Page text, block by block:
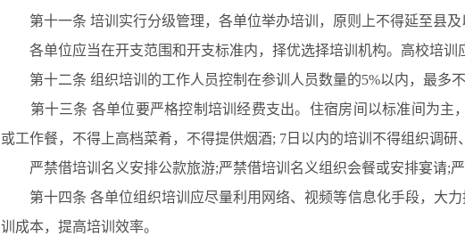
第十一条 培训实行分级管理，各单位举办培训，原则上不得延至县及
各单位应当在开支范围和开支标准内，择优选择培训机构。高校培训
第十二条 组织培训的工作人员控制在参训人员数量的5%以内，最多
第十三条 各单位要严格控制培训经费支出。住宿房间以标准间为主
或工作餐，不得上高档菜肴，不得提供烟酒; 7日以内的培训不得组织调研
严禁借培训名义安排公款旅游;严禁借培训名义组织会餐或安排宴请;
第十四条 各单位组织培训应尽量利用网络、视频等信息化手段，大
训成本，提高培训效率。